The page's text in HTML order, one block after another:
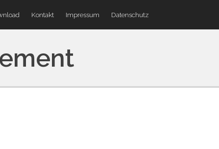
Kontakt Impressum Datenschutz